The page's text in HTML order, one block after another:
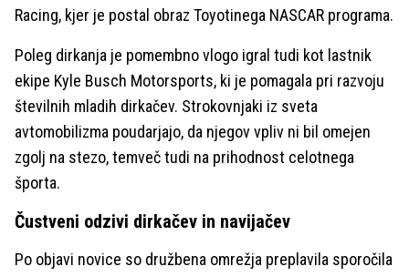
Racing, kjer je postal obraz Toyotinega NASCAR programa.
Poleg dirkanja je pomembno vlogo igral tudi kot lastnik
ekipe Kyle Busch Motorsports, ki je pomagala pri razvoju
številnih mladih dirkačev. Strokovnjaki iz sveta
avtomobilizma poudarjajo, da njegov vpliv ni bil omejen
zgolj na stezo, temveč tudi na prihodnost celotnega
športa.
Čustveni odzivi dirkačev in navijačev
Po objavi novice so družbena omrežja preplavila sporočila